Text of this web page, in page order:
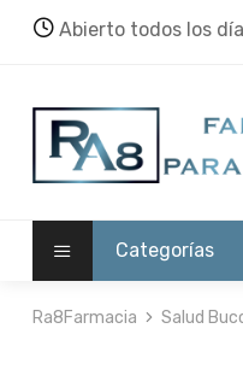
Abierto todos los
Categorías
Ra8Farmacia Salud